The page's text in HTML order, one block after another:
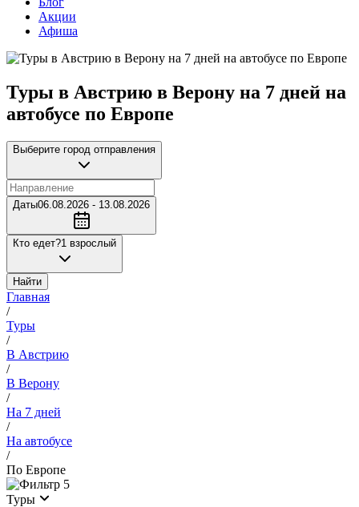
Акции
Афиша
Туры в Австрию в Верону на 7 дней на
автобусе по Европе
Выберите город отправления
Даты06.08.2026 - 13.08.2026
Кто едет?1 взрослый
Найти
Главная
/
Туры
/
В Австрию
/
В Верону
/
На 7 дней
/
На автобусе
/
По Европе
5
Туры